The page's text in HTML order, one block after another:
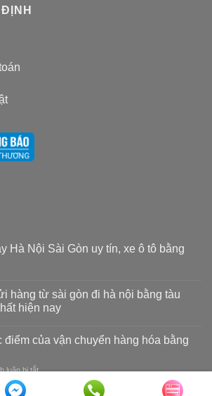
Hà Nội Sài Gòn uy tín, xe ô tô bằng
hàng từ sài gòn đi hà nội bằng tàu
hiện nay
của vận chuyển hàng hóa bằng
luận bị tắtở